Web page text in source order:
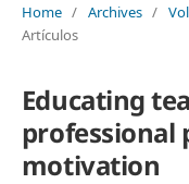
Home / Archives /
Artículos
Educating
professional
motivation